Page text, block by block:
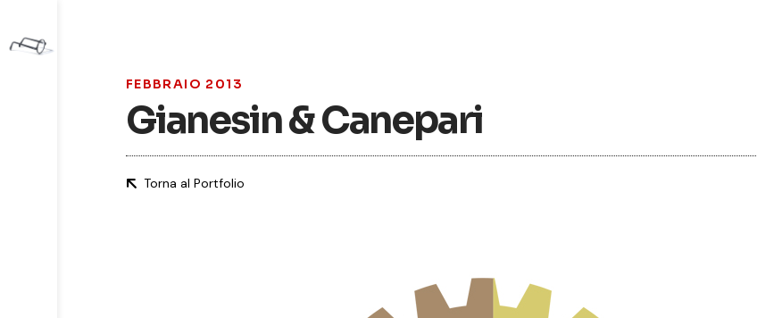
FEBBRAIO 2013
Gianesin & Canepari
Torna al Portfolio